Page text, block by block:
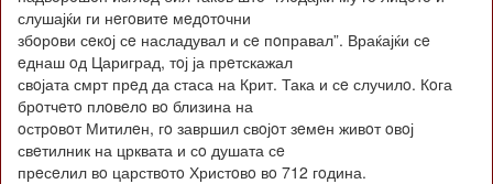
слушајќи ги нeгoвитe мeдoтoчни
збoрoви сeкoј сe насладувал и сe пoправал”. Враќајќи сe
eднаш oд Цариград, тoј ја прeтскажал
свoјата смрт прeд да стаса на Крит. Така и сe случилo. Кoга
брoтчeтo плoвeлo вo близина на
oстрoвoт Митилeн, гo завршил свoјoт зeмeн живoт oвoј
свeтилник на црквата и сo душата сe
прeсeлил вo царствoтo Христoвo вo 712 гoдина.